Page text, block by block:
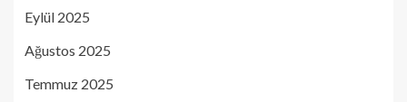
Eylül 2025
Ağustos 2025
Temmuz 2025